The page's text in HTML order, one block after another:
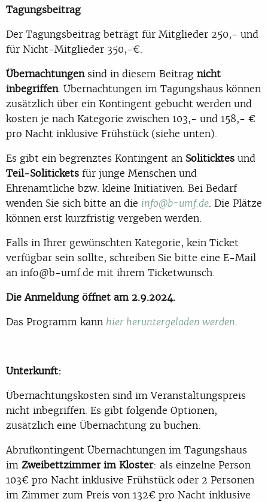
Tagungsbeitrag
Der Tagungsbeitrag beträgt für Mitglieder 250,- und
für Nicht-Mitglieder 350,-€.
Übernachtungensind in diesem Beitrag nicht
inbegriffen. Übernachtungen im Tagungshaus können
zusätzlich über ein Kontingent gebucht werden und
kosten je nach Kategorie zwischen 103,- und 158,- €
pro Nacht inklusive Frühstück (siehe unten).
Es gibt ein begrenztes Kontingent an Soliticktes und
Teil-Solitickets für junge Menschen und
Ehrenamtliche bzw. kleine Initiativen. Bei Bedarf
wenden Sie sich bitte an die info@b-umf.de. Die Plätze
können erst kurzfristig vergeben werden.
Falls in Ihrer gewünschten Kategorie, kein Ticket
verfügbar sein sollte, schreiben Sie bitte eine E-Mail
an info@b-umf.de mit ihrem Ticketwunsch.
Die Anmeldung öffnet am 2.9.2024.
Das Programm kann hier heruntergeladen werden.
Unterkunft:
Übernachtungskosten sind im Veranstaltungspreis
nicht inbegriffen. Es gibt folgende Optionen,
zusätzlich eine Übernachtung zu buchen:
Abrufkontingent Übernachtungen im Tagungshaus
im Zweibettzimmer im Kloster: als einzelne Person
103€ pro Nacht inklusive Frühstück oder 2 Personen
im Zimmer zum Preis von 132€ pro Nacht inklusive